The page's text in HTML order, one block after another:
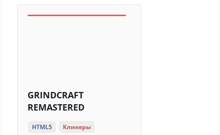
GRINDCRAFT
REMASTERED
HTML5
Кликеры